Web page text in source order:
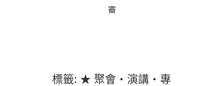
審
標籤: ★ 聚會‧演講‧專